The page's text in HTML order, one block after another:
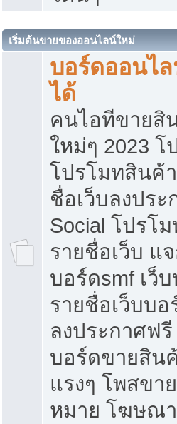
เริ่มต้นขายของออนไลน์ใหม่
บอร์ดออนไ
ได้
คนไอทีขายสิ
ใหม่ๆ 2023
โปรโมทสินค้
ชื่อเว็บลงปร
Social โปรโ
รายชื่อเว็บ แ
บอร์ดsmf เว็
รายชื่อเว็บบ
ลงประกาศฟรี
บอร์ดขายสิน
แรงๆ โพสขา
หมาย โฆษณ